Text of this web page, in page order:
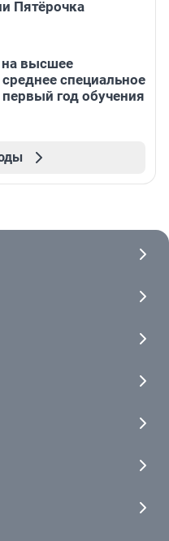
Пятёрочка
высшее
специальное
год обучения